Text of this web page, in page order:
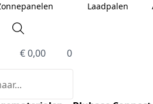
Laadpalen
€0,00
0